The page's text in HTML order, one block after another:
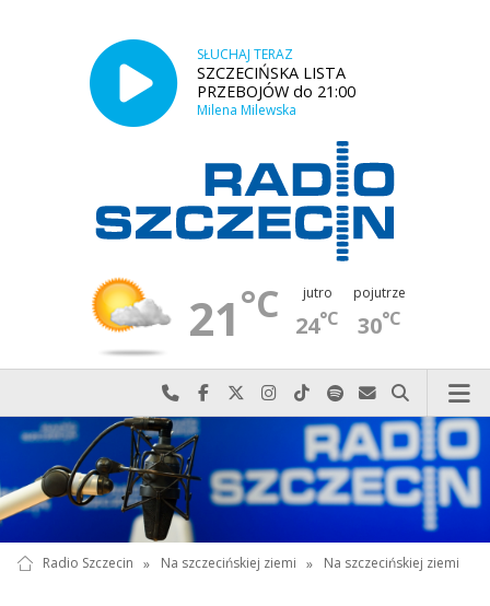
SŁUCHAJ TERAZ
SZCZECIŃSKA LISTA
PRZEBOJÓW do 21:00
Milena Milewska
21°C jutro
24°C
pojutrze
30°C
Najlepiej po prostu do nas zadzwoń
Odwiedź nas na Facebook-u
Odwiedź nas na X
Odwiedź nas na Instagram-ie
Odwiedź nas na TikTok-u
Szukaj nas na Spotify
Wyślij do nas
Szukaj
Radio Szczecin » Na szczecińskiej ziemi » Na szczecińskiej ziemi